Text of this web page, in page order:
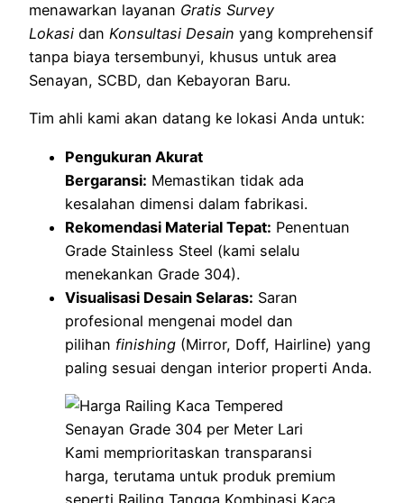
menawarkan layanan Gratis Survey
Lokasi dan Konsultasi Desain yang komprehensif
tanpa biaya tersembunyi, khusus untuk area
Senayan, SCBD, dan Kebayoran Baru.
Tim ahli kami akan datang ke lokasi Anda untuk:
Pengukuran Akurat
Bergaransi: Memastikan tidak ada
kesalahan dimensi dalam fabrikasi.
Rekomendasi Material Tepat: Penentuan
Grade Stainless Steel (kami selalu
menekankan Grade 304).
Visualisasi Desain Selaras: Saran
profesional mengenai model dan
pilihan finishing (Mirror, Doff, Hairline) yang
paling sesuai dengan interior properti Anda.
Kami memprioritaskan transparansi
harga, terutama untuk produk premium
seperti Railing Tangga Kombinasi Kaca